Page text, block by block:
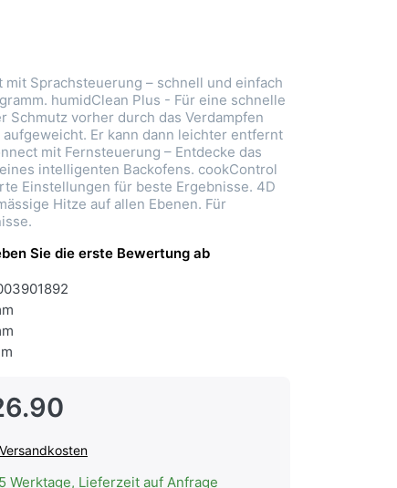
mit Sprachsteuerung – schnell und einfach
humidClean Plus - Für eine schnelle
Schmutz vorher durch das Verdampfen
Er kann dann leichter entfernt
mit Fernsteuerung – Entdecke das
intelligenten Backofens. cookControl
Einstellungen für beste Ergebnisse. 4D
Hitze auf allen Ebenen. Für
Sie die erste Bewertung ab
Versandkosten
Werktage, Lieferzeit auf Anfrage